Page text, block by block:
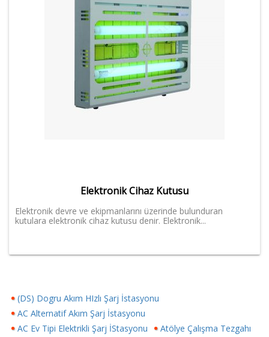
Elektronik Cihaz Kutusu
Elektronik devre ve ekipmanlarını üzerinde bulunduran
kutulara elektronik cihaz kutusu denir. Elektronik...
(DS) Dogru Akım HIzlı Şarj İstasyonu
AC Alternatif Akım Şarj İstasyonu
AC Ev Tipi Elektrikli Şarj İStasyonu
Atölye Çalışma Tezgahı